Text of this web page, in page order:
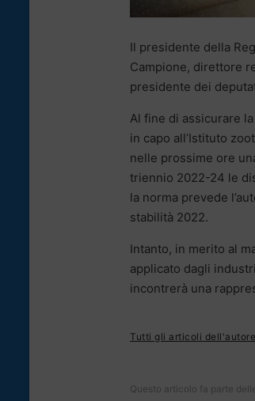
Il presidente della
Campione, direttore
presidente dei
Al fine di assicurare
in capo all’Istituto
nelle prossime ore
triennio 2022-24 le
la norma prevede
stabilità 2022.
Intanto, in merito al
applicato dagli
incontrerà una
Tutti gli articoli dell'autore
Questo articolo fa parte